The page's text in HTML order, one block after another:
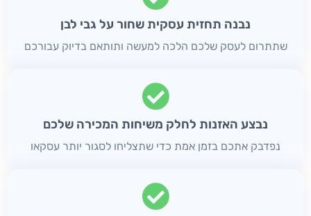
נבנה תחזית עסקית שחור על גבי לבן
שתתרום לעסק שלכם הלכה למעשה ותותאם בדיוק עבורכם
נבצע האזנות לחלק משיחות המכירה שלכם
נפדבק אתכם בזמן אמת כדי שתצליחו לסגור יותר עסקאו